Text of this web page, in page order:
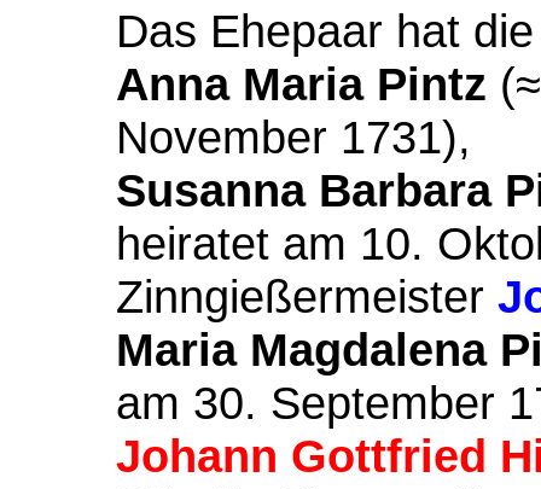
Das Ehepaar hat
Anna Maria Pintz
November 1731),
Susanna Barbara
heiratet am 10.
Zinngießermeister
Maria Magdalena
am 30. September
Johann Gottfried